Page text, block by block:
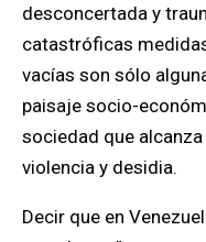
desconcertada y
catastróficas
vacías son sólo
paisaje socio-
sociedad que
violencia y desidia.
Decir que en Venezuela “la gasolina es más barata